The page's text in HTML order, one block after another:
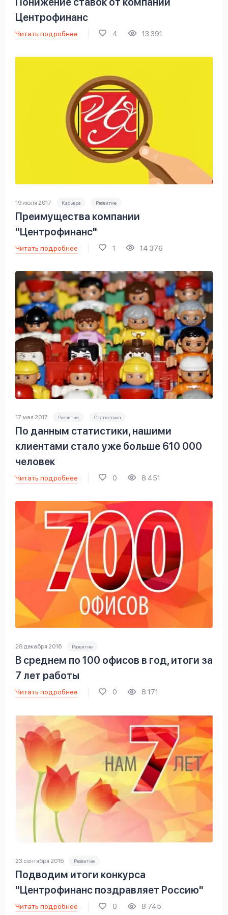
Центрофинанс
Читать подробнее 4 13 391
19 июля 2017 Карьера Развитие
Преимущества компании
"Центрофинанс"
Читать подробнее 1 14 376
17 мая 2017 Развитие Статистика
По данным статистики, нашими
клиентами стало уже больше 610 000
человек
Читать подробнее 0 8 451
28 декабря 2016 Развитие
В среднем по 100 офисов в год, итоги за
7 лет работы
Читать подробнее 0 8 171
23 сентября 2016 Развитие
Подводим итоги конкурса
"Центрофинанс поздравляет Россию"
Читать подробнее 0 8 745